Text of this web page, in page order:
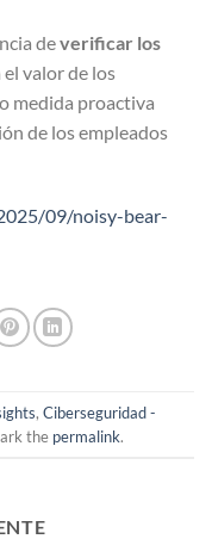
deverificar los
valor de los
medida proactiva
de los empleados
09/noisy-bear-
, Ciberseguridad -
the permalink.